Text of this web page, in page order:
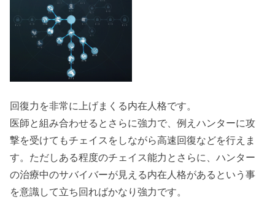
回復力を非常に上げまくる内在人格です。
医師と組み合わせるとさらに強力で、例えハンターに攻
撃を受けてもチェイスをしながら高速回復などを行えま
す。ただしある程度のチェイス能力とさらに、ハンター
の治療中のサバイバーが見える内在人格があるという事
を意識して立ち回ればかなり強力です。